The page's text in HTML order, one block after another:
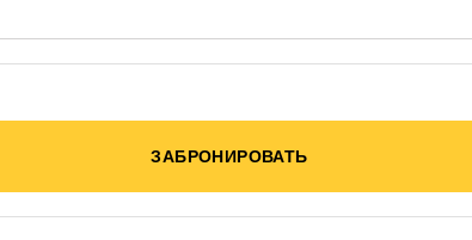
ЗАБРОНИРОВАТЬ